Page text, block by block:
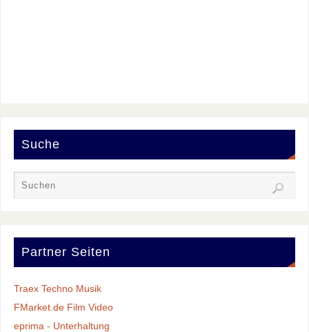
Suche
Partner Seiten
Traex Techno Musik
FMarket.de Film Video
eprima - Unterhaltung